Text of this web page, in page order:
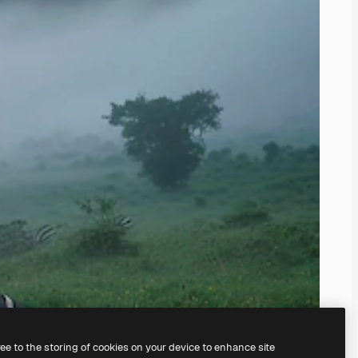
KI-Bildgeneratorerstellen.
to the storing of cookies on your device to enhance site